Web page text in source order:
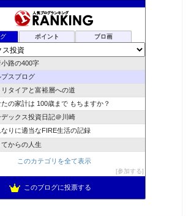
ポイント ブロ画
小路の400字
プスブログ
タイアと富裕層への道
たの家計は 100歳まで もちますか？
デックス投資日記＠川崎
なりに適当なFIRE生活の記録
からの人生
年(46歳)FIRE！！！＠20XX年FIRE！！！
建ての資産形成
コンSEが効率的投資で一家セミリタイアするブログ
このカテゴリを全て表示
参加する
このブログに投票する